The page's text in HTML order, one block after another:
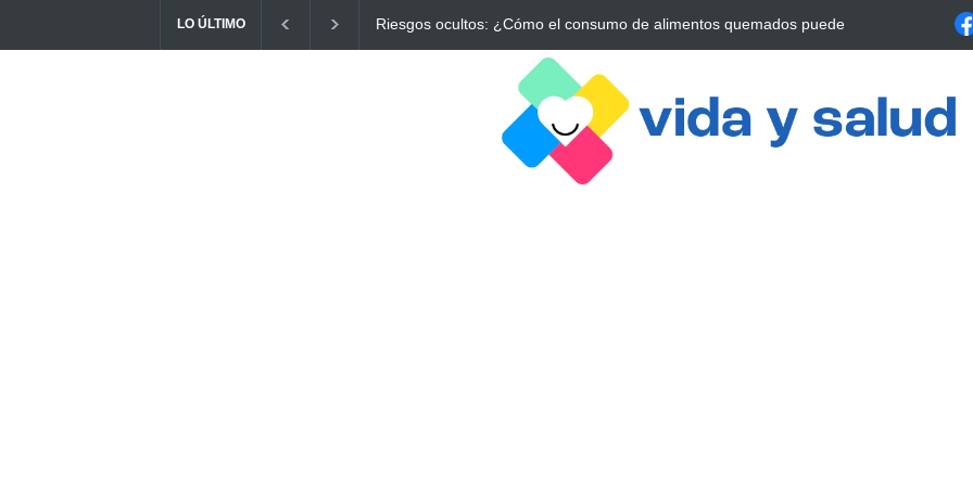
LO ÚLTIMO Ayuno Digital: La Estrategia Esencial para Mejorar tu Bienestar La conexión vital